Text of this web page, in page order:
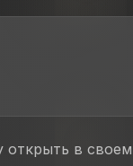
открыть в